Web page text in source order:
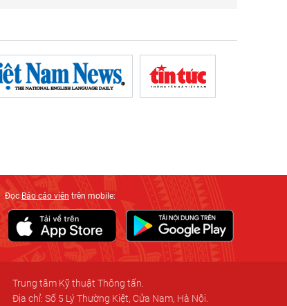
ĐọcBáo cáo viên trên mobile:
Trung tâm Kỹ thuật Thông tấn.
Địa chỉ: Số 5 Lý Thường Kiệt, Cửa Nam, Hà Nội.